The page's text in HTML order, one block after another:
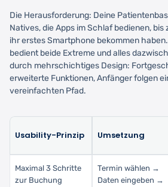
Die Herausforderung: Deine
Natives, die Apps im Schlaf bedienen, bis
ihr erstes Smartphone bekommen
bedient beide Extreme und alles
durch mehrschichtiges Design:
erweiterte Funktionen, Anfänger folgen
vereinfachten Pfad.
Usability-Prinzip Umsetzung
Maximal 3 Schritte
zur Buchung
Termin wählen →
Daten eingeben →